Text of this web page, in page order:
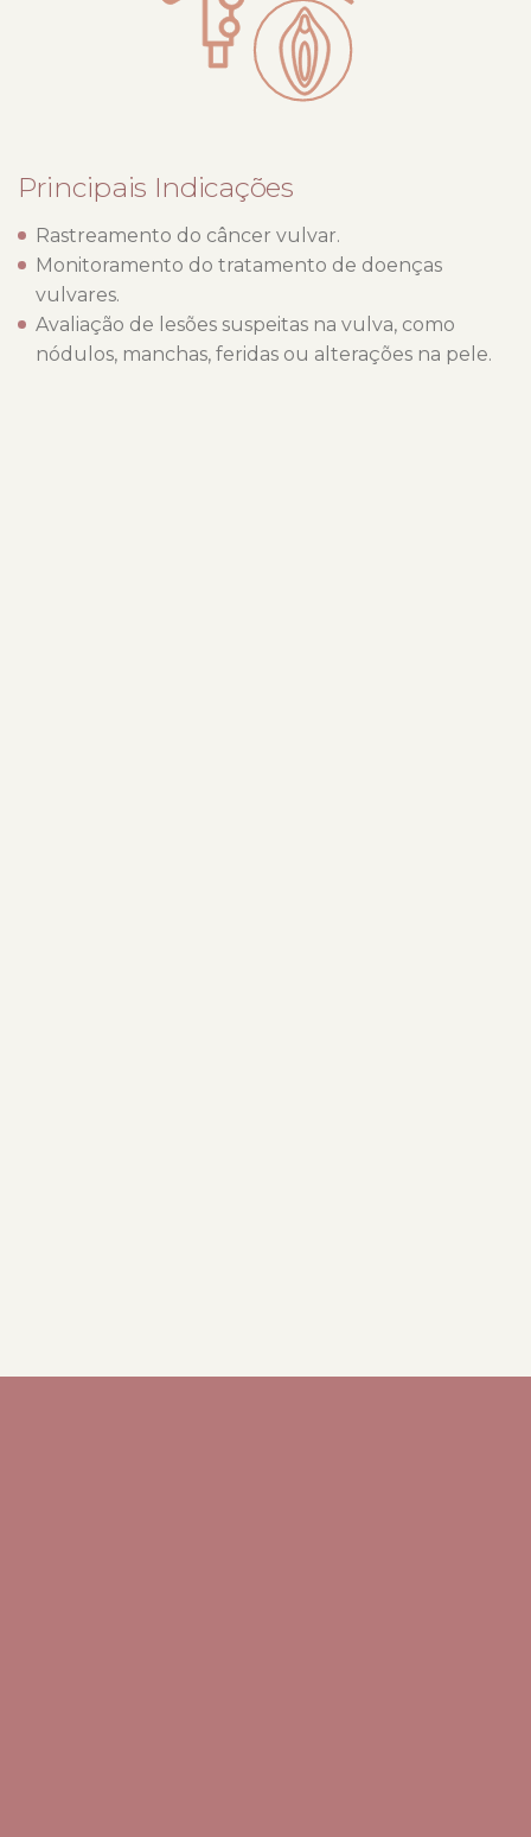
Principais Indicações
Rastreamento do câncer vulvar.
Monitoramento do tratamento de doenças
vulvares.
Avaliação de lesões suspeitas na vulva, como
nódulos, manchas, feridas ou alterações na pele.